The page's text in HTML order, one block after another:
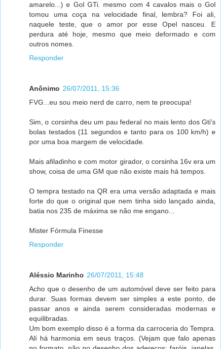
amarelo...) e Gol GTi. mesmo com 4 cavalos mais o Gol
tomou uma coça na velocidade final, lembra? Foi ali,
naquele teste, que o amor por esse Opel nasceu. E
perdura até hoje, mesmo que meio deformado e com
outros nomes.
Responder
Anônimo 26/07/2011, 15:36
FVG...eu sou meio nerd de carro, nem te preocupa!
Sim, o corsinha deu um pau federal no mais lento dos Gti's
bolas testados (11 segundos e tanto para os 100 km/h) e
por uma boa margem de velocidade.
Mais afiladinho e com motor girador, o corsinha 16v era um
show, coisa de uma GM que não existe mais há tempos.
O tempra testado na QR era uma versão adaptada e mais
forte do que o original que nem tinha sido lançado ainda,
batia nos 235 de máxima se não me engano...
Mister Fórmula Finesse
Responder
Aléssio Marinho 26/07/2011, 15:48
Acho que o desenho de um automóvel deve ser feito para
durar. Suas formas devem ser simples a este ponto, de
passar anos e ainda serem consideradas modernas e
equilibradas.
Um bom exemplo disso é a forma da carroceria do Tempra.
Alí há harmonia em seus traços. (Vejam que falo apenas